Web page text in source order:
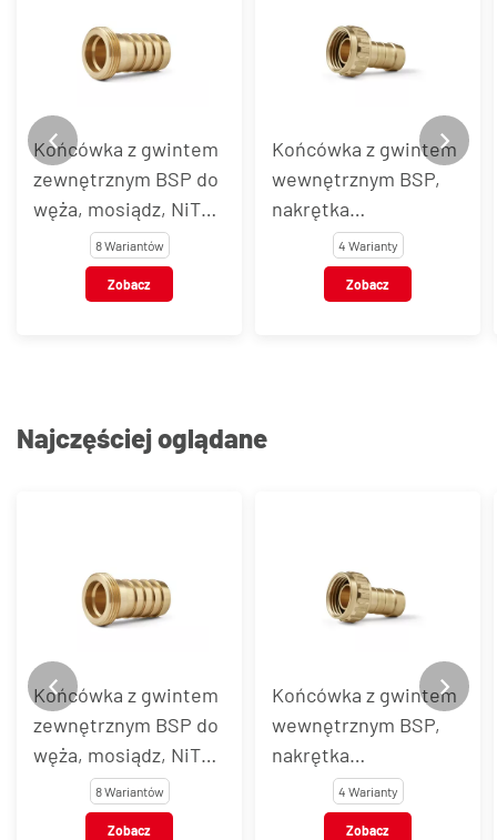
Końcówka z gwintem
zewnętrznym BSP do
węża, mosiądz, NiTO
8 Wariantów
Zobacz
Końcówka z gwintem
wewnętrznym BSP,
nakrętka
moletowana, do
węża, mosiądz, NiTO
4 Warianty
Zobacz
Najczęściej oglądane
Końcówka z gwintem
zewnętrznym BSP do
węża, mosiądz, NiTO
8 Wariantów
Zobacz
Końcówka z gwintem
wewnętrznym BSP,
nakrętka
moletowana, do
węża, mosiądz, NiTO
4 Warianty
Zobacz